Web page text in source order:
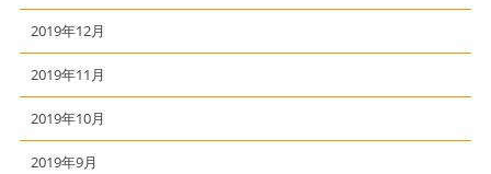
2019年12月
2019年11月
2019年10月
2019年9月